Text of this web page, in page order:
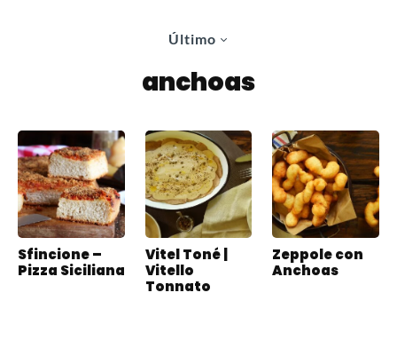
Último
anchoas
Sfincione –
Pizza Siciliana
Vitel Toné |
Vitello
Tonnato
Zeppole con
Anchoas